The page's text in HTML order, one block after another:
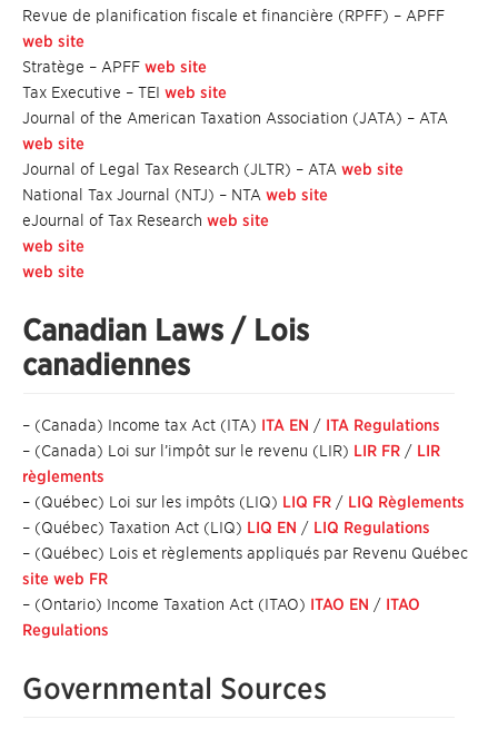
Revue de planification fiscale et financière (RPFF) – APFF
web site
Stratège – APFF web site
Tax Executive – TEI web site
Journal of the American Taxation Association (JATA) – ATA
web site
Journal of Legal Tax Research (JLTR) – ATA web site
National Tax Journal (NTJ) – NTA web site
eJournal of Tax Research web site
web site
web site
Canadian Laws / Lois
canadiennes
– (Canada) Income tax Act (ITA) ITA EN / ITA Regulations
– (Canada) Loi sur l’impôt sur le revenu (LIR) LIR FR / LIR
règlements
– (Québec) Loi sur les impôts (LIQ) LIQ FR / LIQ Règlements
– (Québec) Taxation Act (LIQ) LIQ EN / LIQ Regulations
– (Québec) Lois et règlements appliqués par Revenu Québec
site web FR
– (Ontario) Income Taxation Act (ITAO) ITAO EN / ITAO
Regulations
Governmental Sources